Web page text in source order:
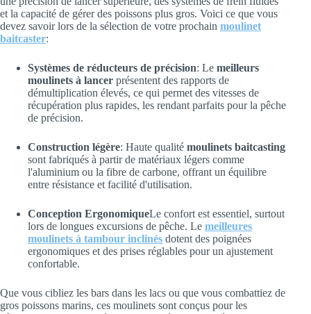
et la capacité de gérer des poissons plus gros. Voici ce que vous
devez savoir lors de la sélection de votre prochain moulinet
baitcaster:
Systèmes de réducteurs de précision: Le meilleurs
moulinets à lancer présentent des rapports de
démultiplication élevés, ce qui permet des vitesses de
récupération plus rapides, les rendant parfaits pour la pêche
de précision.
Construction légère: Haute qualité moulinets baitcasting
sont fabriqués à partir de matériaux légers comme
l'aluminium ou la fibre de carbone, offrant un équilibre
entre résistance et facilité d'utilisation.
Conception ErgonomiqueLe confort est essentiel, surtout
lors de longues excursions de pêche. Le meilleures
moulinets à tambour inclinés dotent des poignées
ergonomiques et des prises réglables pour un ajustement
confortable.
Que vous cibliez les bars dans les lacs ou que vous combattiez de
gros poissons marins, ces moulinets sont conçus pour les